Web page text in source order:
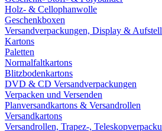
Holz- & Cellophanwolle
Geschenkboxen
Versandverpackungen, Display &
Kartons
Paletten
Normalfaltkartons
Blitzbodenkartons
DVD & CD Versandverpackungen
Verpacken und Versenden
Planversandkartons & Versandrollen
Versandkartons
Versandrollen, Trapez-,